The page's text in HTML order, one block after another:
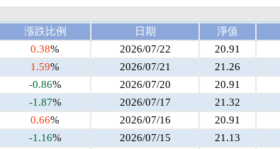
漲跌比例 日期
淨值
0.38% 2026/07/22
20.91
1.59% 2026/07/21
21.26
-0.86% 2026/07/20
20.91
-1.87% 2026/07/17
21.32
0.66% 2026/07/16
20.91
-1.16% 2026/07/15
21.13